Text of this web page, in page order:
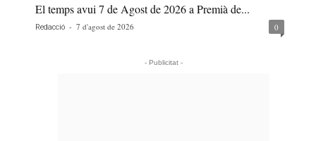
El temps avui 7 de Agost de 2026 a Premià de...
Redacció - 7 d'agost de 2026 0
- Publicitat -